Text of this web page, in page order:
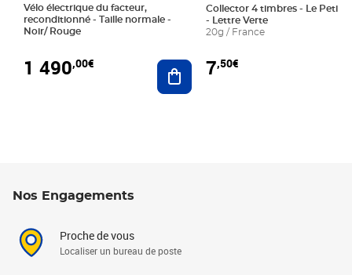
Vélo électrique du facteur,
reconditionné - Taille normale -
Noir/ Rouge
1 490,00€ Ajouter au panier
Collector 4 timbres - Le Petit
- Lettre Verte
20g / France
7,50€
Nos Engagements
Proche de vous
Localiser un bureau de poste